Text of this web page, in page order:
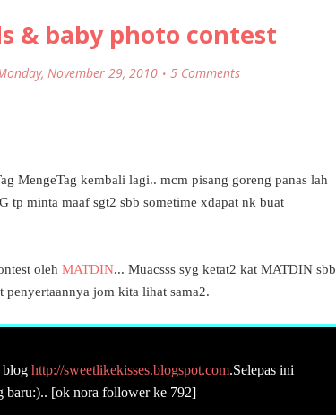
& baby photo contest
November 29, 2010 5 Comments
MengeTag kembali lagi.. mcm pisang goreng panas lah
tp minta maaf sgt2 sbb sometime xdapat nk buat
oleh MATDIN... Muacsss syg ketat2 kat MATDIN sbb
penyertaannya jom kita lihat sama2.
blog http://sweetlikekisses.blogspot.com.Selepas ini
baru:).. [ok nora follower ke 792]